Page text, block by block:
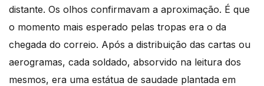
distante. Os olhos confirmavam a aproximação. É que
o momento mais esperado pelas tropas era o da
chegada do correio. Após a distribuição das cartas ou
aerogramas, cada soldado, absorvido na leitura dos
mesmos, era uma estátua de saudade plantada em